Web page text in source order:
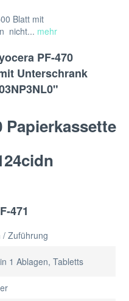
Blatt mit
nicht... mehr
PF-470
Unterschrank
Papierkassette
471
/ Zuführung
1 Ablagen, Tabletts